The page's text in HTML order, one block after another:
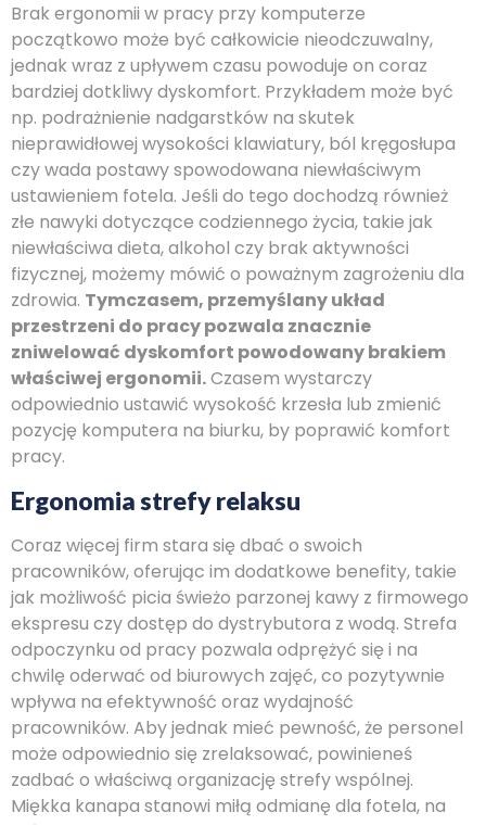
Brak ergonomii w pracy przy komputerze
początkowo może być całkowicie nieodczuwalny,
jednak wraz z upływem czasu powoduje on coraz
bardziej dotkliwy dyskomfort. Przykładem może być
np. podrażnienie nadgarstków na skutek
nieprawidłowej wysokości klawiatury, ból kręgosłupa
czy wada postawy spowodowana niewłaściwym
ustawieniem fotela. Jeśli do tego dochodzą również
złe nawyki dotyczące codziennego życia, takie jak
niewłaściwa dieta, alkohol czy brak aktywności
fizycznej, możemy mówić o poważnym zagrożeniu dla
zdrowia. Tymczasem, przemyślany układ
przestrzeni do pracy pozwala znacznie
zniwelować dyskomfort powodowany brakiem
właściwej ergonomii.Czasem wystarczy
odpowiednio ustawić wysokość krzesła lub zmienić
pozycję komputera na biurku, by poprawić komfort
pracy.
Ergonomia strefy relaksu
Coraz więcej firm stara się dbać o swoich
pracowników, oferując im dodatkowe benefity, takie
jak możliwość picia świeżo parzonej kawy z firmowego
ekspresu czy dostęp do dystrybutora z wodą. Strefa
odpoczynku od pracy pozwala odprężyć się i na
chwilę oderwać od biurowych zajęć, co pozytywnie
wpływa na efektywność oraz wydajność
pracowników. Aby jednak mieć pewność, że personel
może odpowiednio się zrelaksować, powinieneś
zadbać o właściwą organizację strefy wspólnej.
Miękka kanapa stanowi miłą odmianę dla fotela, na